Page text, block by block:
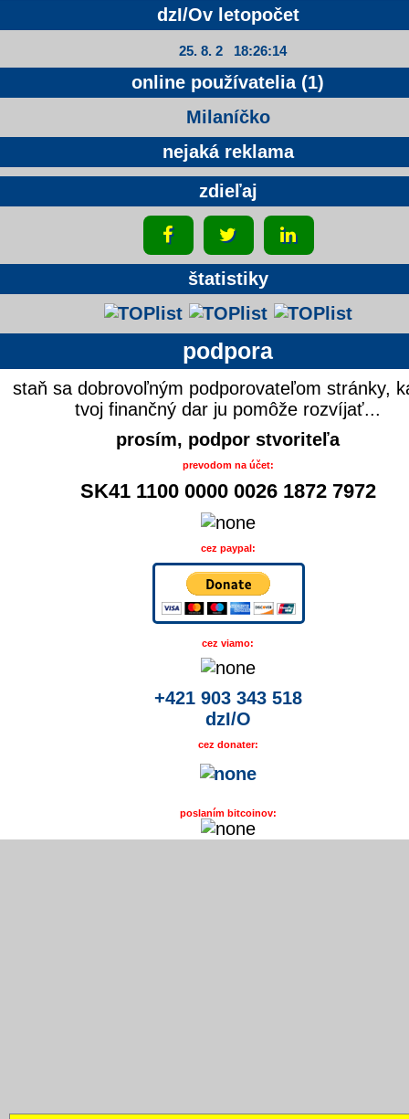
dzI/Ov letopočet
25. 8. 2 18:26:15
online používatelia (1)
Milaníčko
nejaká reklama
zdieľaj
štatistiky
podpora
staň sa dobrovoľným podporovateľom stránky,
tvoj finančný dar ju pomôže rozvíjať...
prosím, podpor stvoriteľa
prevodom na účet:
SK41 1100 0000 0026 1872 7972
cez paypal:
cez viamo:
+421 903 343 518
dzI/O
cez donater:
poslaním bitcoinov: